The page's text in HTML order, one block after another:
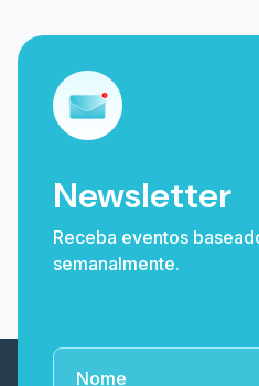
Newsletter
Receba eventos
semanalmente.